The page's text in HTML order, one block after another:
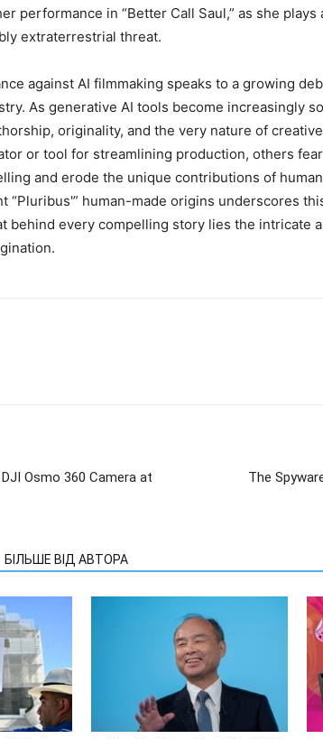
performance in “Better Call Saul,” as she
extraterrestrial threat.
against AI filmmaking speaks to a growing
As generative AI tools become increasingly
originality, and the very nature of
or tool for streamlining production, others
and erode the unique contributions of
“Pluribus'” human-made origins underscores
behind every compelling story lies the intricate
Osmo 360 Camera at
The
БІЛЬШЕ ВІД АВТОРА